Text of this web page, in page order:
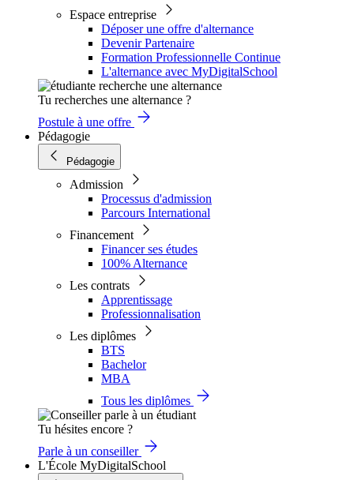
Espace entreprise
Déposer une offre d'alternance
Devenir Partenaire
Formation Professionnelle Continue
L'alternance avec MyDigitalSchool
Tu recherches une alternance ?
Postule à une offre
Pédagogie
Pédagogie
Admission
Processus d'admission
Parcours International
Financement
Financer ses études
100% Alternance
Les contrats
Apprentissage
Professionnalisation
Les diplômes
BTS
Bachelor
MBA
Tous les diplômes
Tu hésites encore ?
Parle à un conseiller
L'École MyDigitalSchool